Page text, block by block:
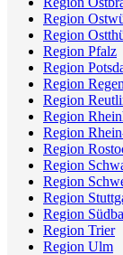
Region
Region
Region Pfalz
Region
Region
Region
Region
Region
Region
Region
Region
Region
Region
Region Trier
Region Ulm